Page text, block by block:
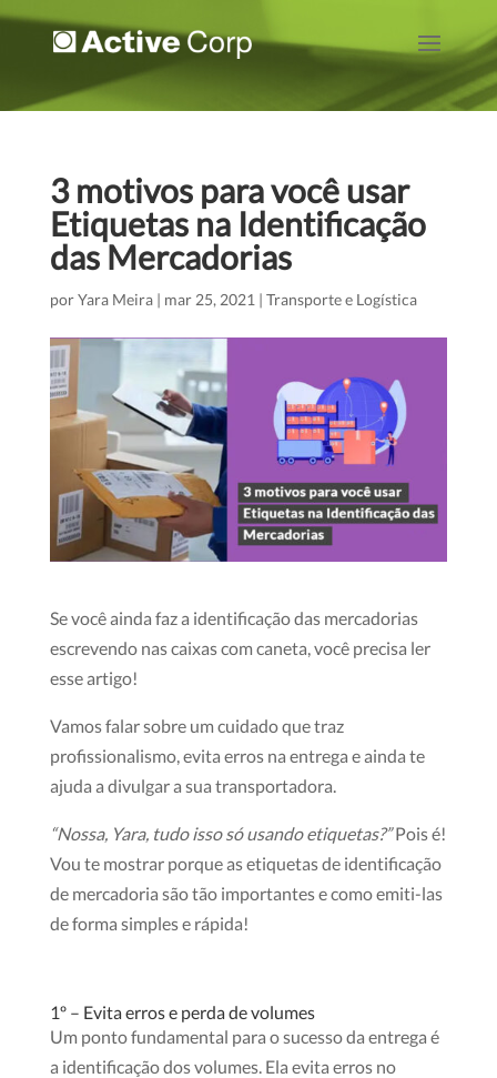
3 motivos para você usar
Etiquetas na Identificação
das Mercadorias
porYara Meira| mar 25, 2021 | Transporte e Logística
Se você ainda faz a identificação das mercadorias
escrevendo nas caixas com caneta, você precisa ler
esse artigo!
Vamos falar sobre um cuidado que traz
profissionalismo, evita erros na entrega e ainda te
ajuda a divulgar a sua transportadora.
“Nossa, Yara, tudo isso só usando etiquetas?”Pois é!
Vou te mostrar porque asetiquetasde identificação
de mercadoria são tão importantes e como emiti-las
de forma simples e rápida!
1º – Evita erros e perda de volumes
Um ponto fundamental para o sucesso da entrega é
a identificação dos volumes. Ela evita erros no